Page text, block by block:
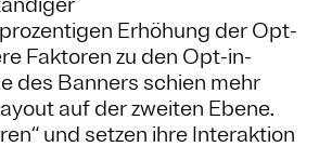
Erhöhung der Opt-
Faktoren zu den Opt-in-
des Banners schien mehr
auf der zweiten Ebene.
und setzen ihre Interaktion